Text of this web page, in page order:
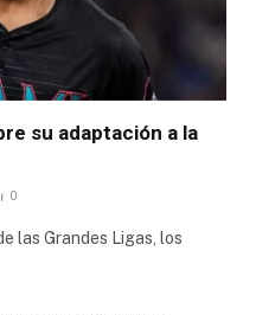
su adaptación a la
0
las Grandes Ligas, los